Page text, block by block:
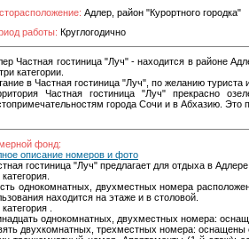
Адлер, район "Курортного городка"
работы: Круглогодично
Частная гостиница "Луч" - находится в районе
категории.
в Частная гостиница "Луч", по желанию туриста
Частная гостиница "Луч" прекрасно
города Сочи и в Абхазию. Это
фонд:
описание номеров и фото
гостиница "Луч" предлагает для отдыха в
однокомнатных, двухместных номера
находится на этаже и в столовой.
.
однокомнатных, двухместных номера:
двухкомнатных, трехместных номера: оснащены